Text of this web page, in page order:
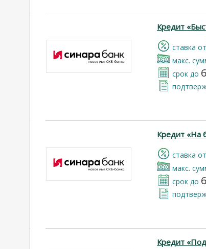
Кредит
cтавка от
макс.
срок до
Кредит «На
cтавка от
макс.
срок до
Кредит